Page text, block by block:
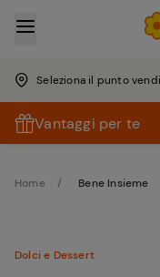
Seleziona il punto
Vantaggi per te
Home Bene Insieme
Dolci e Dessert